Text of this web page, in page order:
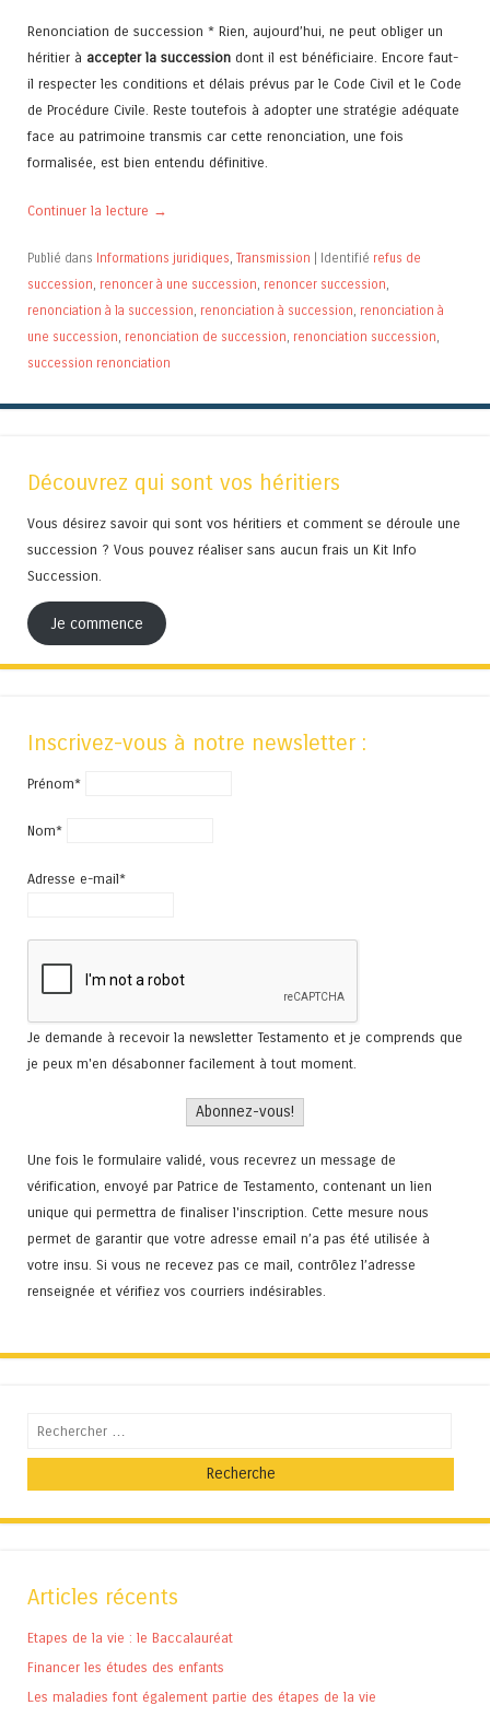
Renonciation de succession * Rien, aujourd’hui, ne peut obliger un
héritier à accepter la succession dont il est bénéficiaire. Encore faut-
il respecter les conditions et délais prévus par le Code Civil et le Code
de Procédure Civile. Reste toutefois à adopter une stratégie adéquate
face au patrimoine transmis car cette renonciation, une fois
formalisée, est bien entendu définitive.
Continuer la lecture →
Publié dans Informations juridiques Transmission | Identifié refus de
succession renoncer à une succession renoncer succession
renonciation à la succession renonciation à succession renonciation à
une succession renonciation de succession renonciation succession
succession renonciation
Découvrez qui sont vos héritiers
Vous désirez savoir qui sont vos héritiers et comment se déroule une
succession ? Vous pouvez réaliser sans aucun frais un Kit Info
Succession.
Je commence
Inscrivez-vous à notre newsletter :
Prénom*
Nom*
Adresse e-mail*
Je demande à recevoir la newsletter Testamento et je comprends que
je peux m'en désabonner facilement à tout moment.
Une fois le formulaire validé, vous recevrez un message de
vérification, envoyé par Patrice de Testamento, contenant un lien
unique qui permettra de finaliser l'inscription. Cette mesure nous
permet de garantir que votre adresse email n’a pas été utilisée à
votre insu. Si vous ne recevez pas ce mail, contrôlez l’adresse
renseignée et vérifiez vos courriers indésirables.
Recherche
Articles récents
Etapes de la vie : le Baccalauréat
Financer les études des enfants
Les maladies font également partie des étapes de la vie